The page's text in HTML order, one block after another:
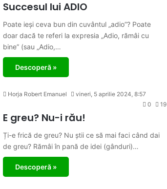
Succesul lui ADIO
Poate ieși ceva bun din cuvântul „adio”? Poate
doar dacă te referi la expresia „Adio, rămâi cu
bine” (sau „Adio,…
Descoperă »
Horja Robert Emanuel
vineri, 5 aprilie 2024, 8:57
0
19
E greu? Nu-i rău!
Ți-e frică de greu? Nu știi ce să mai faci când dai
de greu? Rămâi în pană de idei (gânduri)…
Descoperă »